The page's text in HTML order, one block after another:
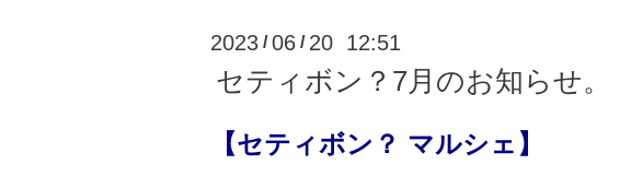
2023 /06 / 20 12:51
セティボン？7月のお知らせ。
【セティボン？ マルシェ】